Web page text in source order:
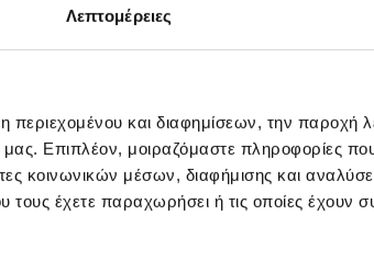
Λεπτομέρειες
περιεχομένου και διαφημίσεων, την παροχή
μας. Επιπλέον, μοιραζόμαστε πληροφορίες
κοινωνικών μέσων, διαφήμισης και
έχετε παραχωρήσει ή τις οποίες έχουν
που κατέβαλαν οι μαθητές και,
βάσει του βαθμού απολυτηρίου και των
ταυτόχρονα, την ίδια σχολική χρονιά ο
υπ’ όψιν η βαθμολογία μόνο για τα τέσσερα
την 1 Ιουλίου έως και τις 6 Αυγούστου 2023,
έναν από τους παρακάτω Δήμους: